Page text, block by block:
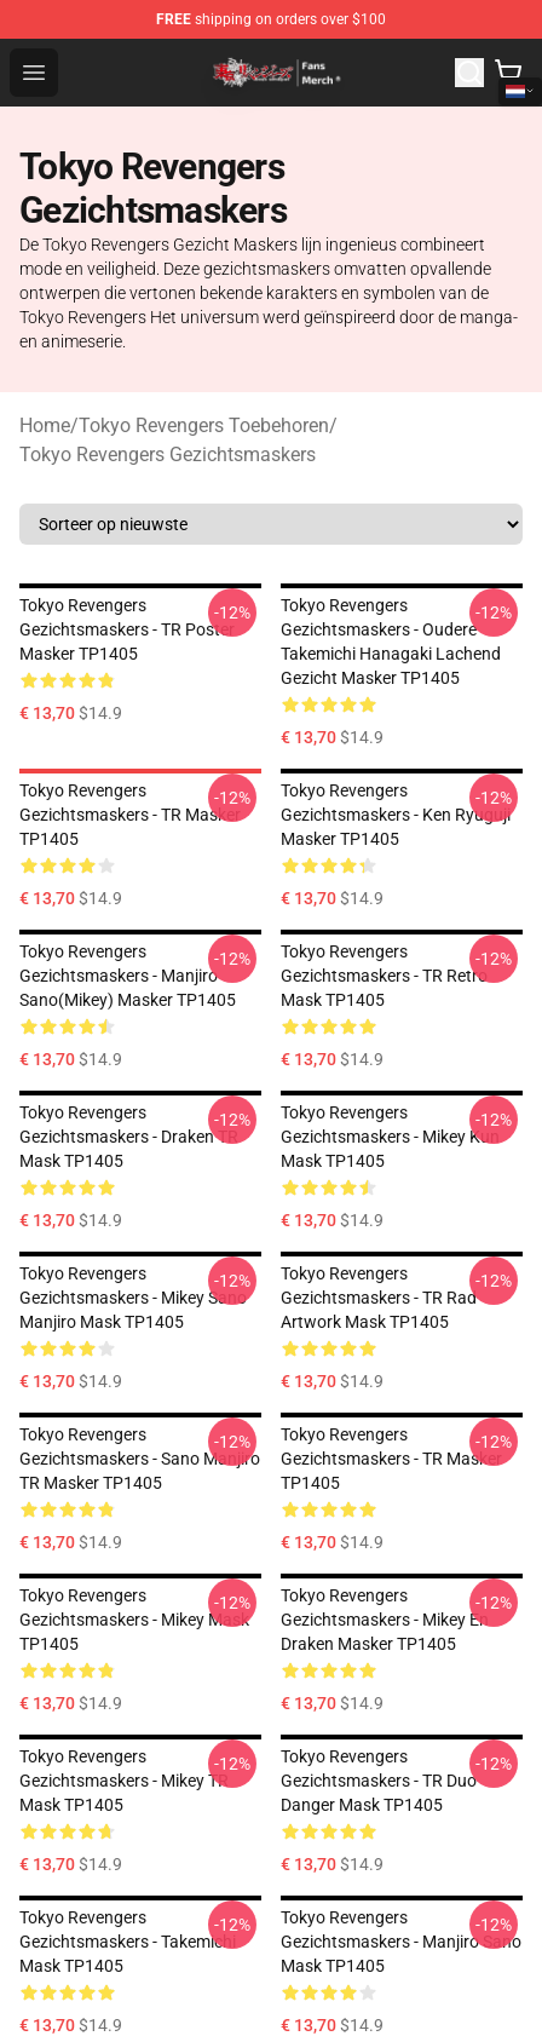
FREE shipping on orders over $100
Open menu
Tokyo Revengers Store - Official Tokyo Revengers
Tokyo Revengers
Gezichtsmaskers
De Tokyo Revengers Gezicht Maskers lijn ingenieus combineert
mode en veiligheid. Deze gezichtsmaskers omvatten opvallende
ontwerpen die vertonen bekende karakters en symbolen van de
Tokyo Revengers Het universum werd geïnspireerd door de manga-
en animeserie.
Home/Tokyo Revengers Toebehoren/
Tokyo Revengers Gezichtsmaskers
Tokyo Revengers
Gezichtsmaskers - TR Poster
Masker TP1405
€ 13,70$14.9
-12%
Tokyo Revengers
Gezichtsmaskers - Oudere
Takemichi Hanagaki Lachend
Gezicht Masker TP1405
€ 13,70$14.9
-12%
Tokyo Revengers
Gezichtsmaskers - TR Masker
TP1405
€ 13,70$14.9
-12%
Tokyo Revengers
Gezichtsmaskers - Ken Ryuguji
Masker TP1405
€ 13,70$14.9
-12%
Tokyo Revengers
Gezichtsmaskers - Manjiro
Sano(Mikey) Masker TP1405
€ 13,70$14.9
-12%
Tokyo Revengers
Gezichtsmaskers - TR Retro
Mask TP1405
€ 13,70$14.9
-12%
Tokyo Revengers
Gezichtsmaskers - Draken TR
Mask TP1405
€ 13,70$14.9
-12%
Tokyo Revengers
Gezichtsmaskers - Mikey Kun
Mask TP1405
€ 13,70$14.9
-12%
Tokyo Revengers
Gezichtsmaskers - Mikey Sano
Manjiro Mask TP1405
€ 13,70$14.9
-12%
Tokyo Revengers
Gezichtsmaskers - TR Rad
Artwork Mask TP1405
€ 13,70$14.9
-12%
Tokyo Revengers
Gezichtsmaskers - Sano Manjiro
TR Masker TP1405
€ 13,70$14.9
-12%
Tokyo Revengers
Gezichtsmaskers - TR Masker
TP1405
€ 13,70$14.9
-12%
Tokyo Revengers
Gezichtsmaskers - Mikey Mask
TP1405
€ 13,70$14.9
-12%
Tokyo Revengers
Gezichtsmaskers - Mikey En
Draken Masker TP1405
€ 13,70$14.9
-12%
Tokyo Revengers
Gezichtsmaskers - Mikey TR
Mask TP1405
€ 13,70$14.9
-12%
Tokyo Revengers
Gezichtsmaskers - TR Duo
Danger Mask TP1405
€ 13,70$14.9
-12%
Tokyo Revengers
Gezichtsmaskers - Takemichi
Mask TP1405
€ 13,70$14.9
-12%
Tokyo Revengers
Gezichtsmaskers - Manjiro Sano
Mask TP1405
€ 13,70$14.9
-12%